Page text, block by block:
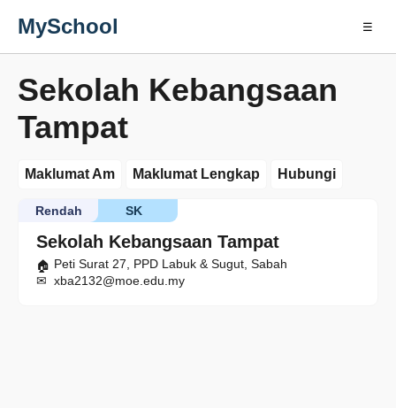
MySchool ☰
Sekolah Kebangsaan
Tampat
Maklumat Am Maklumat Lengkap Hubungi
Sekolah Kebangsaan Tampat
SK
Rendah
Peti Surat 27, PPD Labuk & Sugut, Sabah
xba2132@moe.edu.my